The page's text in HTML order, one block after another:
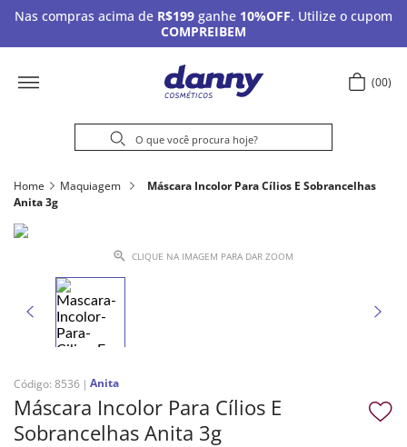
Nas compras acima de R$199 ganhe 10%OFF. Utilize o cupom
COMPREIBEM
00
Home Maquiagem
Máscara Incolor Para Cílios E Sobrancelhas
Anita 3g
CLIQUE NA IMAGEM PARA DAR ZOOM
Código: 8536 Anita
Máscara Incolor Para Cílios E
Sobrancelhas Anita 3g